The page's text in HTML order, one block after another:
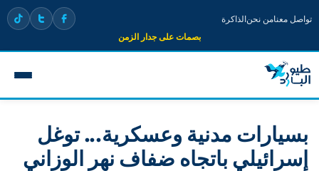
تواصل معنامن نحنالذاكرة
بصمات على جدار الزمن
بسيارات مدنية وعسكرية... توغل
إسرائيلي باتجاه ضفاف نهر الوزاني